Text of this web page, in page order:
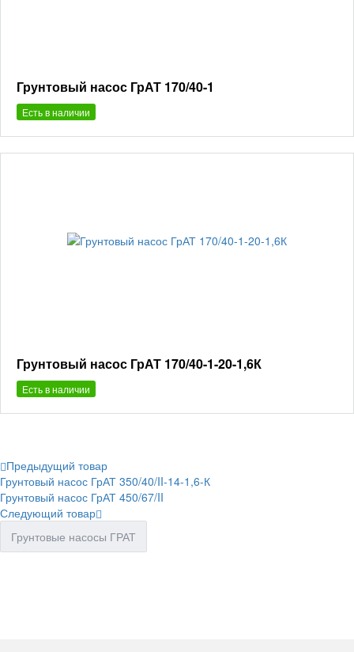
Грунтовый насос ГрАТ 170/40-1
Есть в наличии
Грунтовый насос ГрАТ 170/40-1-20-1,6К
Есть в наличии
Предыдущий товар
Грунтовый насос ГрАТ 350/40/II-14-1,6-К
Грунтовый насос ГрАТ 450/67/II
Следующий товар
Грунтовые насосы ГРАТ